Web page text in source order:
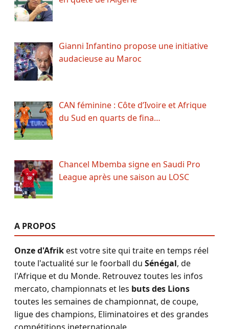
Gianni Infantino propose une initiative
audacieuse au Maroc
CAN féminine : Côte d’Ivoire et Afrique
du Sud en quarts de fina…
Chancel Mbemba signe en Saudi Pro
League après une saison au LOSC
A PROPOS
Onze d'Afrikest votre site qui traite en temps réel
toute l'actualité sur le foorball du Sénégal, de
l'Afrique et du Monde. Retrouvez toutes les infos
mercato, championnats et les buts des Lions
toutes les semaines de championnat, de coupe,
ligue des champions, Eliminatoires et des grandes